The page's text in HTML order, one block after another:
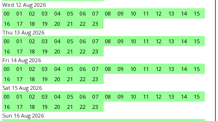
Wed 12 Aug 2026
00
01 02 03 04 05 06 07 08 09 10 11 12 13 14
15
16
17 18 19 20 21 22
23
Thu 13 Aug 2026
00
01 02 03 04 05 06 07 08 09 10 11 12 13 14
15
16
17 18 19 20 21 22
23
Fri 14 Aug 2026
00
01 02 03 04 05 06 07 08 09 10 11 12 13 14
15
16
17 18 19 20 21 22
23
Sat 15 Aug 2026
00
01 02 03 04 05 06 07 08 09 10 11 12 13 14
15
16
17 18 19 20 21 22
23
Sun 16 Aug 2026